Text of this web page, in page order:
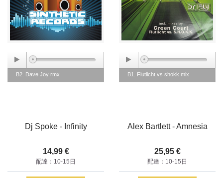
B2. Dave Joy rmx
Dj Spoke - Infinity
14,99 €
配達：10-15日
B1. Flutlicht vs shokk mix
Alex Bartlett - Amnesia
25,95 €
配達：10-15日